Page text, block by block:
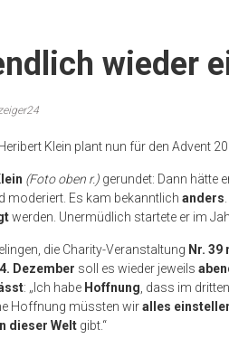
wieder
Klein plant nun für den Advent
(Foto oben r.) gerundet: Dann hätte
moderiert. Es kam bekanntlich anders
werden. Unermüdlich startete er im
die Charity-Veranstaltung Nr. 39
Dezember soll es wieder jeweils
: „Ich habe Hoffnung , dass im
Hoffnung müssten wiralles
dieser Welt gibt.“